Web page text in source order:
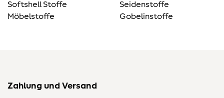
Softshell Stoffe
Möbelstoffe
Seidenstoffe
Gobelinstoffe
Zahlung und Versand